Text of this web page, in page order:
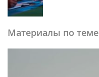
Материалы по теме